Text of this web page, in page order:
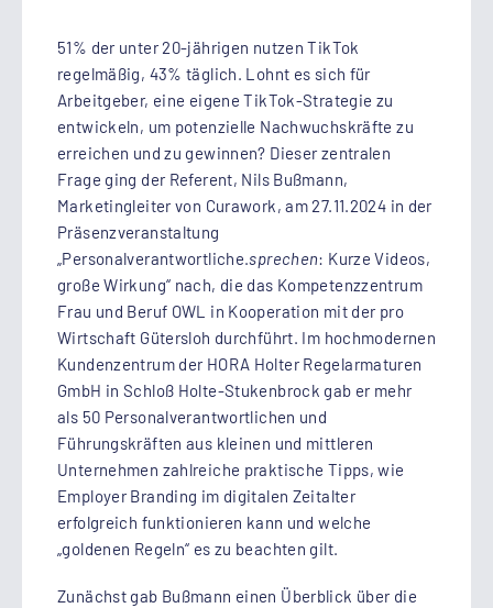
51% der unter 20-jährigen nutzen TikTok
regelmäßig, 43% täglich. Lohnt es sich für
Arbeitgeber, eine eigene TikTok-Strategie zu
entwickeln, um potenzielle Nachwuchskräfte zu
erreichen und zu gewinnen? Dieser zentralen
Frage ging der Referent, Nils Bußmann,
Marketingleiter von Curawork, am 27.11.2024 in der
Präsenzveranstaltung
„Personalverantwortliche.sprechen: Kurze Videos,
große Wirkung“ nach, die das Kompetenzzentrum
Frau und Beruf OWL in Kooperation mit der pro
Wirtschaft Gütersloh durchführt. Im hochmodernen
Kundenzentrum der HORA Holter Regelarmaturen
GmbH in Schloß Holte-Stukenbrock gab er mehr
als 50 Personalverantwortlichen und
Führungskräften aus kleinen und mittleren
Unternehmen zahlreiche praktische Tipps, wie
Employer Branding im digitalen Zeitalter
erfolgreich funktionieren kann und welche
„goldenen Regeln“ es zu beachten gilt.
Zunächst gab Bußmann einen Überblick über die